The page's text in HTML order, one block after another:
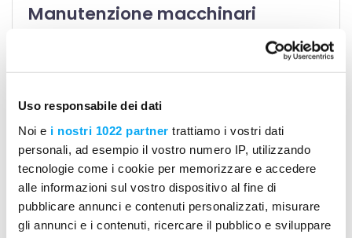
Uso responsabile dei dati
Noi e i nostri 1022 partner trattiamo i vostri dati
personali, ad esempio il vostro numero IP, utilizzando
tecnologie come i cookie per memorizzare e accedere
alle informazioni sul vostro dispositivo al fine di
pubblicare annunci e contenuti personalizzati, misurare
gli annunci e i contenuti, ricercare il pubblico e sviluppare
Manutenzione macchinari
industriali: il caso del settore
INDUSTRIAL MANUFACTURING
Un’ azienda manifatturiera toscana, operante
nella produzione industriale, si è trovata ad
affrontare problematiche significative nella
gestione delle attività di manutenzione
ordinaria e straordinaria dei propri
macchinari.In un settore in cui l’efficienza dei